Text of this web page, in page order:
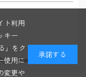
Reserved
ト利用
キー
」をク
使用に
変更や
承諾する